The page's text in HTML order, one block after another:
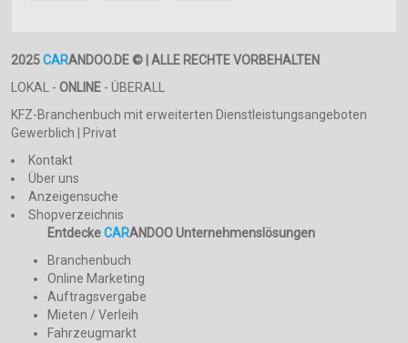
2025CARANDOO.DE © | ALLE RECHTE VORBEHALTEN
LOKAL - ONLINE - ÜBERALL
KFZ-Branchenbuch mit erweiterten Dienstleistungsangeboten
Gewerblich | Privat
Kontakt
Über uns
Anzeigensuche
Shopverzeichnis
EntdeckeCARANDOO Unternehmenslösungen
Branchenbuch
Online Marketing
Auftragsvergabe
Mieten / Verleih
Fahrzeugmarkt